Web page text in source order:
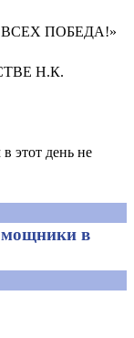
ВСЕХ ПОБЕДА!»
Н.К.
этот день не
в